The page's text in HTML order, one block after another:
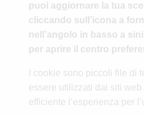
puoi aggiornare la tua
cliccando sull’icona a
nell’angolo in basso a
per aprire il centro
I cookie sono piccoli file di
essere utilizzati dai siti web
efficiente l’esperienza per